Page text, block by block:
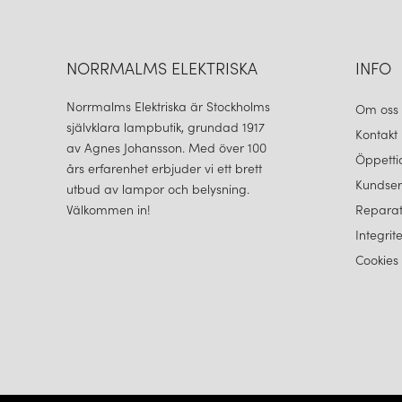
NORRMALMS ELEKTRISKA
Norrmalms Elektriska är Stockholms
självklara lampbutik, grundad 1917
av Agnes Johansson. Med över 100
års erfarenhet erbjuder vi ett brett
utbud av lampor och belysning.
Välkommen in!
INFO
Om oss
Kontakt
Cookies